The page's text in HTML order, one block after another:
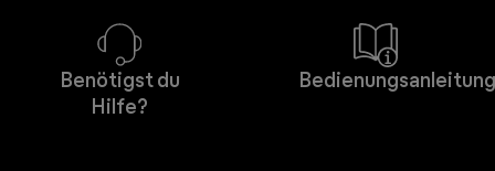
Benötigst du
Hilfe?